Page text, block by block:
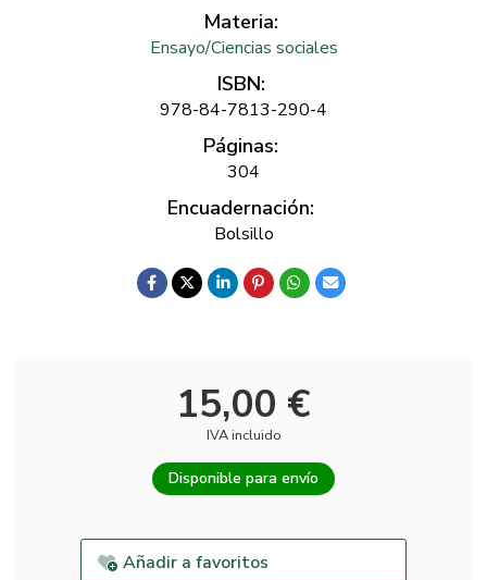
Materia:
Ensayo/Ciencias sociales
ISBN:
978-84-7813-290-4
Páginas:
304
Encuadernación:
Bolsillo
15,00 €
IVA incluido
Disponible para envío
Añadir a favoritos